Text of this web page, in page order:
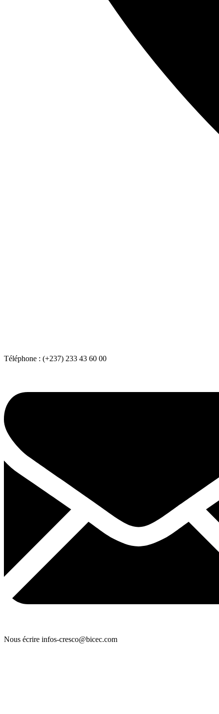
Téléphone : (+237) 233 43 60 00
Nous écrire infos-cresco@bicec.com